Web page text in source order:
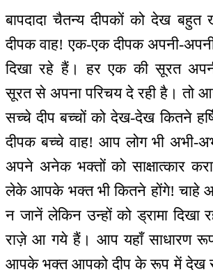
बापदादा चैतन्य दीपकों को देख बहुत
दीपक वाह! एक-एक दीपक अपनी-
दिखा रहे हैं। हर एक की सूरत
सूरत से अपना परिचय दे रही है। तो
सच्चे दीप बच्चों को देख-देख कितने
दीपक बच्चे वाह! आप लोग भी अभी-
अपने अनेक भक्तों को साक्षात्कार
लेके आपके भक्त भी कितने होंगे! चाहे
न जानें लेकिन उन्हों को ड्रामा दिखा
राज़े आ गये हैं। आप यहाँ साधारण
आपके भक्त आपको दीप के रूप में देख